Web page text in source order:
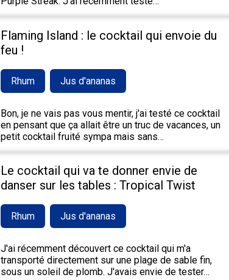
Flaming Island : le cocktail qui envoie du
feu !
Rhum Jus d'ananas
Bon, je ne vais pas vous mentir, j'ai testé ce cocktail
en pensant que ça allait être un truc de vacances, un
petit cocktail fruité sympa mais sans…
Le cocktail qui va te donner envie de
danser sur les tables : Tropical Twist
Rhum Jus d'ananas
J'ai récemment découvert ce cocktail qui m'a
transporté directement sur une plage de sable fin,
sous un soleil de plomb. J'avais envie de tester…